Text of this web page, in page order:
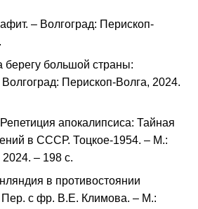
– Волгоград: Перископ-
большой страны:
Волгоград: Перископ-Волга, 2024.
апокалипсиса: Тайная
в СССР. Тоцкое-1954. – М.:
– 198 с.
в противостоянии
с фр. В.Е. Климова. – М.: